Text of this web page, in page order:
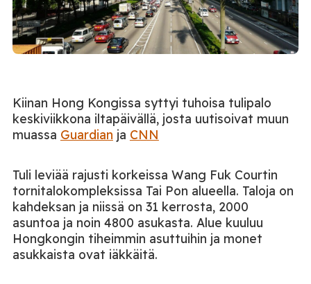
Kiinan Hong Kongissa syttyi tuhoisa tulipalo
keskiviikkona iltapäivällä, josta uutisoivat muun
muassa Guardian ja CNN
Tuli leviää rajusti korkeissa Wang Fuk Courtin
tornitalokompleksissa Tai Pon alueella. Taloja on
kahdeksan ja niissä on 31 kerrosta, 2000
asuntoa ja noin 4800 asukasta. Alue kuuluu
Hongkongin tiheimmin asuttuihin ja monet
asukkaista ovat iäkkäitä.